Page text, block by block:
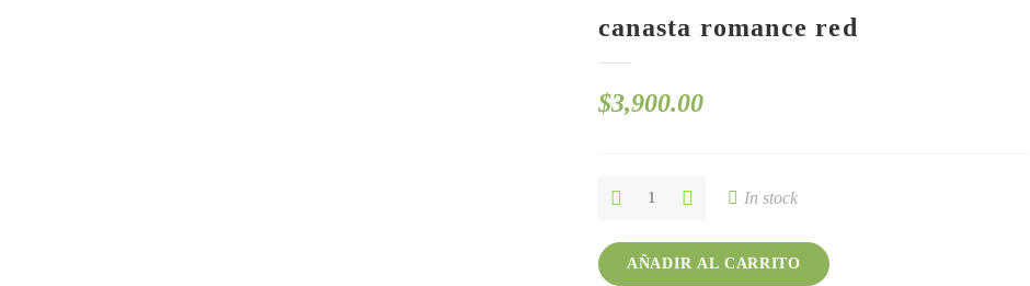
canasta romance red
$3,900.00
canasta
quantity
In stock
AÑADIR AL CARRITO